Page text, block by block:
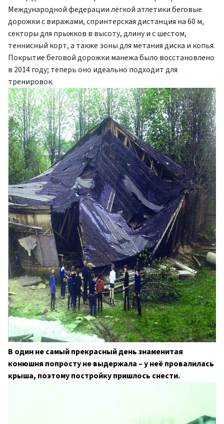
Международной федерации лёгкой атлетики беговые
дорожки с виражами, спринтерская дистанция на 60 м,
секторы для прыжков в высоту, длину и с шестом,
теннисный корт, а также зоны для метания диска и копья.
Покрытие беговой дорожки манежа было восстановлено ​​
в 2014 году; теперь оно идеально подходит для
тренировок.
В один не самый прекрасный день знаменитая
конюшня попросту не выдержала – у неё провалилась
крыша, поэтому постройку пришлось снести.